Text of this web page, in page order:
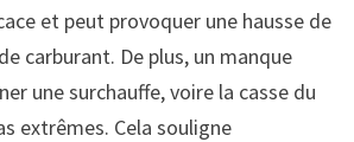
et peut provoquer une hausse de
carburant. De plus, un manque
une surchauffe, voire la casse du
extrêmes. Cela souligne